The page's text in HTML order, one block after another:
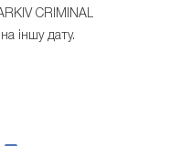
CRIMINAL
іншу дату.